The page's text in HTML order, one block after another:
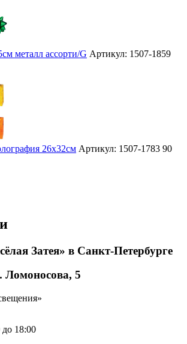
металл ассорти/G Артикул: 1507-1859
26х32см Артикул: 1507-1783 90
Затея» в Санкт-Петербурге
Ломоносова, 5
18:00